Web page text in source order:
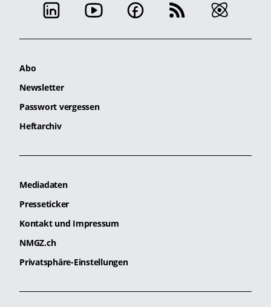
Abo
Newsletter
Passwort vergessen
Heftarchiv
Mediadaten
Presseticker
Kontakt und Impressum
NMGZ.ch
Privatsphäre-Einstellungen